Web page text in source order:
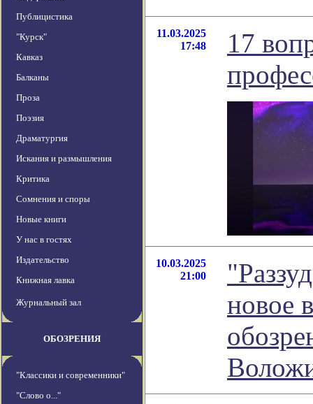
Публицистика
"Курск"
Кавказ
Балканы
Проза
Поэзия
Драматургия
Искания и размышления
Критика
Сомнения и споры
Новые книги
У нас в гостях
Издательство
Книжная лавка
Журнальный зал
ОБОЗРЕНИЯ
"Классики и современники"
"Слово о..."
11.03.2025
17:48
17
10.03.2025
21:00
новое